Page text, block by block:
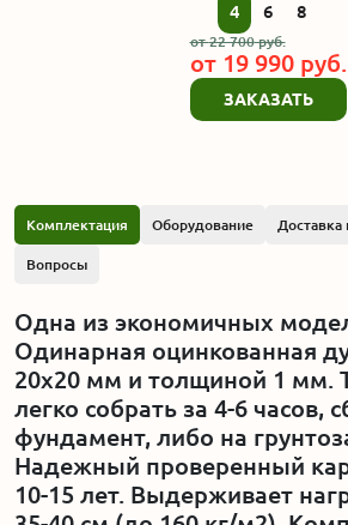
4 6 8
от22 700руб.
от 19 990руб.
ЗАКАЗАТЬ
Комплектация Оборудование Доставка
Вопросы
Одна из экономичных
Одинарная оцинкованная
20x20 мм и толщиной 1 мм.
легко собрать за 4-6 часов,
фундамент, либо на
Надежный проверенный
10-15 лет. Выдерживает